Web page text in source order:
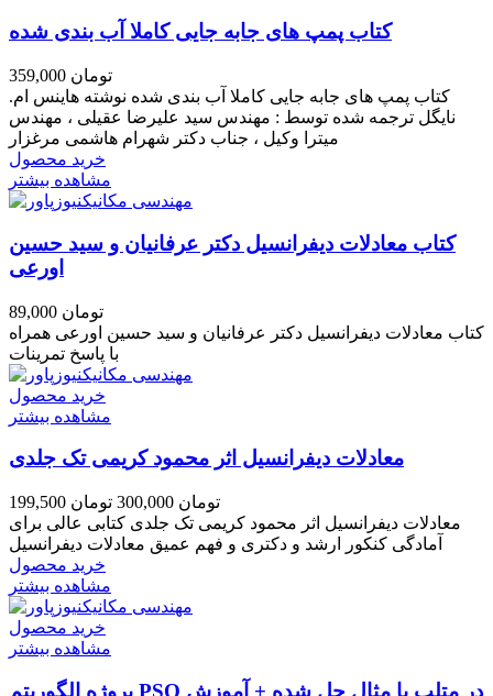
کتاب پمپ های جابه جایی کاملا آب بندی شده
359,000 تومان
کتاب پمپ های جابه جایی کاملا آب بندی شده نوشته هاینس ام.
نایگل ترجمه شده توسط : مهندس سید علیرضا عقیلی ، مهندس
میترا وکیل ، جناب دکتر شهرام هاشمی مرغزار
خرید محصول
مشاهده بیشتر
کتاب معادلات دیفرانسیل دکتر عرفانیان و سید حسین
اورعی
89,000 تومان
کتاب معادلات دیفرانسیل دکتر عرفانیان و سید حسین اورعی همراه
با پاسخ تمرینات
خرید محصول
مشاهده بیشتر
معادلات دیفرانسیل اثر محمود کریمی تک جلدی
199,500 تومان 300,000 تومان
معادلات دیفرانسیل اثر محمود کریمی تک جلدی کتابی عالی برای
آمادگی کنکور ارشد و دکتری و فهم عمیق معادلات دیفرانسیل
خرید محصول
مشاهده بیشتر
خرید محصول
مشاهده بیشتر
پروژه الگوریتم PSO در متلب با مثال حل شده + آموزش